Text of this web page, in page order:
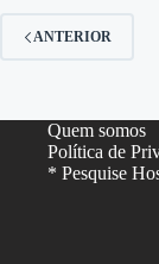
ANTERIOR
Quem somos
Política de
* Pesquise